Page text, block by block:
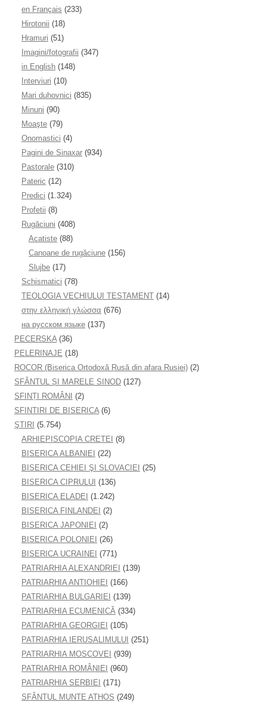
en Français (233)
Hirotonii (18)
Hramuri (51)
Imagini/fotografii (347)
in English (148)
Interviuri (10)
Mari duhovnici (835)
Minuni (90)
Moaşte (79)
Onomastici (4)
Pagini de Sinaxar (934)
Pastorale (310)
Pateric (12)
Predici (1.324)
Profetii (8)
Rugăciuni (408)
Acatiste (88)
Canoane de rugăciune (156)
Slujbe (17)
Schismatici (78)
TEOLOGIA VECHIULUI TESTAMENT (14)
στην ελληνική γλώσσα (676)
на русском языке (137)
PECERSKA(36)
PELERINAJE (18)
ROCOR (Biserica Ortodoxă Rusă din afara Rusiei) (2)
SFÂNTUL ȘI MARELE SINOD (127)
SFINȚI ROMÂNI (2)
SFINTIRI DE BISERICA(6)
ŞTIRI (5.754)
ARHIEPISCOPIA CRETEI (8)
BISERICA ALBANIEI (22)
BISERICA CEHIEI ŞI SLOVACIEI (25)
BISERICA CIPRULUI (136)
BISERICA ELADEI (1.242)
BISERICA FINLANDEI (2)
BISERICA JAPONIEI (2)
BISERICA POLONIEI (26)
BISERICA UCRAINEI (771)
PATRIARHIA ALEXANDRIEI (139)
PATRIARHIA ANTIOHIEI (166)
PATRIARHIA BULGARIEI (139)
PATRIARHIA ECUMENICĂ (334)
PATRIARHIA GEORGIEI (105)
PATRIARHIA IERUSALIMULUI (251)
PATRIARHIA MOSCOVEI (939)
PATRIARHIA ROMÂNIEI (960)
PATRIARHIA SERBIEI (171)
SFÂNTUL MUNTE ATHOS (249)